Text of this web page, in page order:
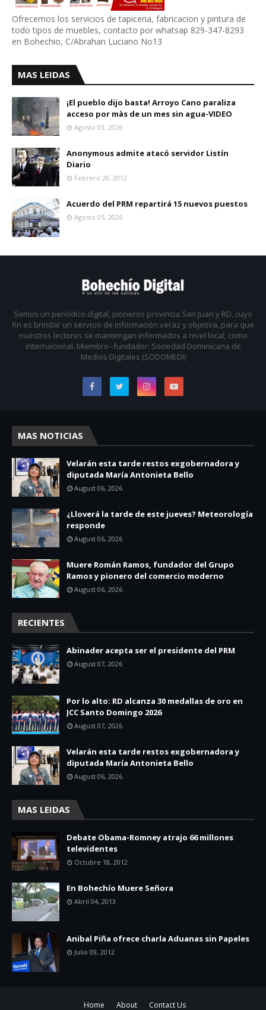
Ofrecemos los servicios de tapiceria, fabricacion y pintura de
todo tipos de muebles, contacto por whatsap 829-347-8293
en Bohechio, C/Abrahan Luciano No13
MAS LEIDAS
¡El pueblo dijo basta! Arroyo Cano paraliza
acceso por màs de un mes sin agua-VIDEO
Agosto 03, 2026
Anonymous admite atacó servidor Listín
Diario
Febrero 28, 2012
Acuerdo del PRM repartirá 15 nuevos puestos
Agosto 05, 2026
Somos un periódico digital, pioneros provincia San Juan y RD, cuyo
fin es brindar un servicio de información veraz y objetiva, para que
nuestros lectores se mantengan informados a nivel local, como
internacional. Miembro--fundador: Sociedad Dominicana de
Medios Digitales (SODOMEDI)
MAS NOTICIAS
Velarán esta tarde restos exgobernadora y
diputada María Antonieta Bello
August 06, 2026
¿Lloverá la tarde de este jueves? Meteorología
responde
August 06, 2026
Muere Román Ramos, fundador del Grupo
Ramos y pionero del comercio moderno
August 06, 2026
RECIENTES
Abinader acepta ser el presidente del PRM
August 07, 2026
Por lo alto: RD alcanza 30 medallas de oro en
JCC Santo Domingo 2026
August 07, 2026
Velarán esta tarde restos exgobernadora y
diputada María Antonieta Bello
August 06, 2026
MAS LEIDAS
Debate Obama-Romney atrajo 66 millones
televidentes
Octubre 18, 2012
En Bohechío Muere Señora
Abril 04, 2013
Anibal Piña ofrece charla Aduanas sin Papeles
Julio 09, 2012
Home About Contact Us